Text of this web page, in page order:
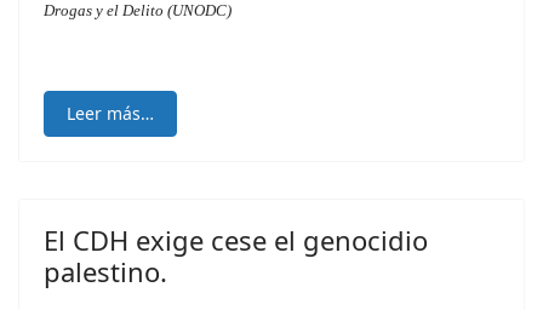
Drogas y el Delito (UNODC)
Leer más…
El CDH exige cese el genocidio
palestino.